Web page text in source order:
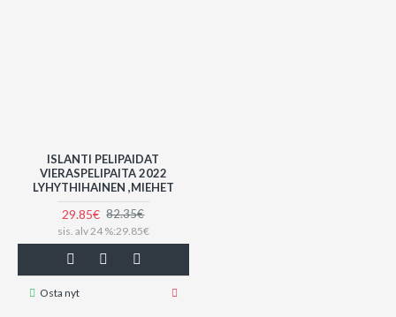
ISLANTI PELIPAIDAT
VIERASPELIPAITA 2022
LYHYTHIHAINEN ,MIEHET
29.85€ 82.35€
sis. alv 24 %:29.85€
Osta nyt